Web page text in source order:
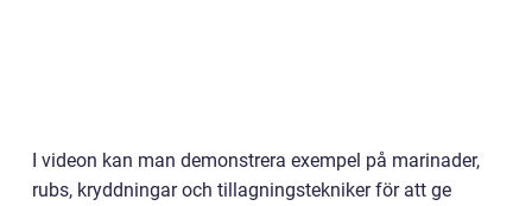
I videon kan man demonstrera exempel på marinader,
rubs, kryddningar och tillagningstekniker för att ge